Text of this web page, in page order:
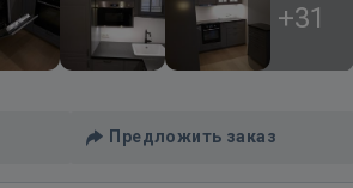
+31
Предложить заказ